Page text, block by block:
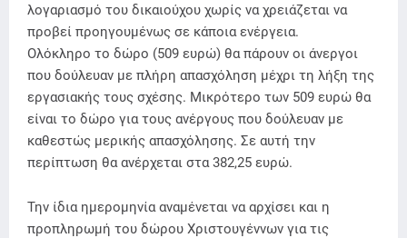
λογαριασμό του δικαιούχου χωρίς να χρειάζεται να
προβεί προηγουμένως σε κάποια ενέργεια.
Ολόκληρο το δώρο (509 ευρώ) θα πάρουν οι άνεργοι
που δούλευαν με πλήρη απασχόληση μέχρι τη λήξη της
εργασιακής τους σχέσης. Μικρότερο των 509 ευρώ θα
είναι το δώρο για τους ανέργους που δούλευαν με
καθεστώς μερικής απασχόλησης. Σε αυτή την
περίπτωση θα ανέρχεται στα 382,25 ευρώ.
Την ίδια ημερομηνία αναμένεται να αρχίσει και η
προπληρωμή του δώρου Χριστουγέννων για τις